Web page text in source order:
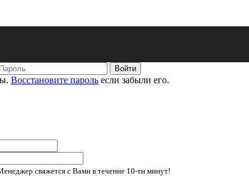
Восстановите пароль если забыли его.
свяжется с Вами в течение 10-ти минут!